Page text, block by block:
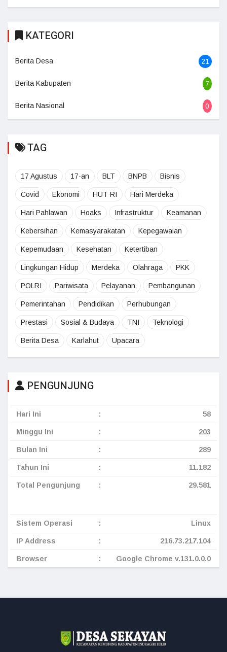
KATEGORI
Berita Desa 21
Berita Kabupaten 7
Berita Nasional 0
TAG
17 Agustus 17-an BLT BNPB Bisnis
Covid Ekonomi HUT RI Hari Merdeka
Hari Pahlawan Hoaks Infrastruktur Keamanan
Kebersihan Kemasyarakatan Kepegawaian
Kepemudaan Kesehatan Ketertiban
Lingkungan Hidup Merdeka Olahraga PKK
POLRI Pariwisata Pelayanan Pembangunan
Pemerintahan Pendidikan Perhubungan
Prestasi Sosial & Budaya TNI Teknologi
Berita Desa Karlahut Upacara
PENGUNJUNG
Hari Ini : 58
Minggu Ini : 203
Bulan Ini : 289
Tahun Ini : 11.182
Total Pengunjung : 29.581
Sistem Operasi : Linux
IP Address : 216.73.217.104
Browser : Google Chrome v.131.0.0.0